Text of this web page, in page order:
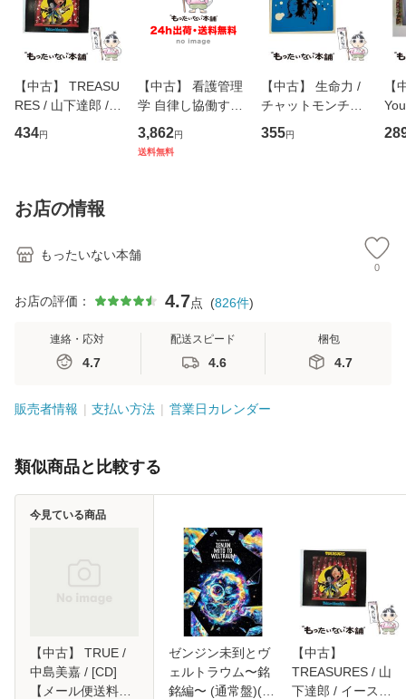
【中古】 TREASU
RES / 山下達郎 /
イーストウエス
ト・ジャパン [CD]
434円
【中古】 看護管理
学 自律し協働する
専門職の看護マネ
ジメントスキル 改
3,862円
送料無料
【中古】 生命力 /
チャットモンチー /
キューンレコード
[CD]【メール便送
355円
【
のが
お店の情報
もったいない本舗
0
お店の評価： 4.7点 (826件)
連絡・応対
4.7
配送スピード
4.6
梱包
4.7
販売者情報 支払い方法 営業日カレンダー
類似商品と比較する
【中古】 TRUE /
中島美嘉 / [CD]
【メール便送料無
今見ている商品
ゼンジン未到とヴ
ェルトラウム〜銘
銘編〜 (通常盤)(2
【中古】
TREASURES / 山
下達郎 / イースト